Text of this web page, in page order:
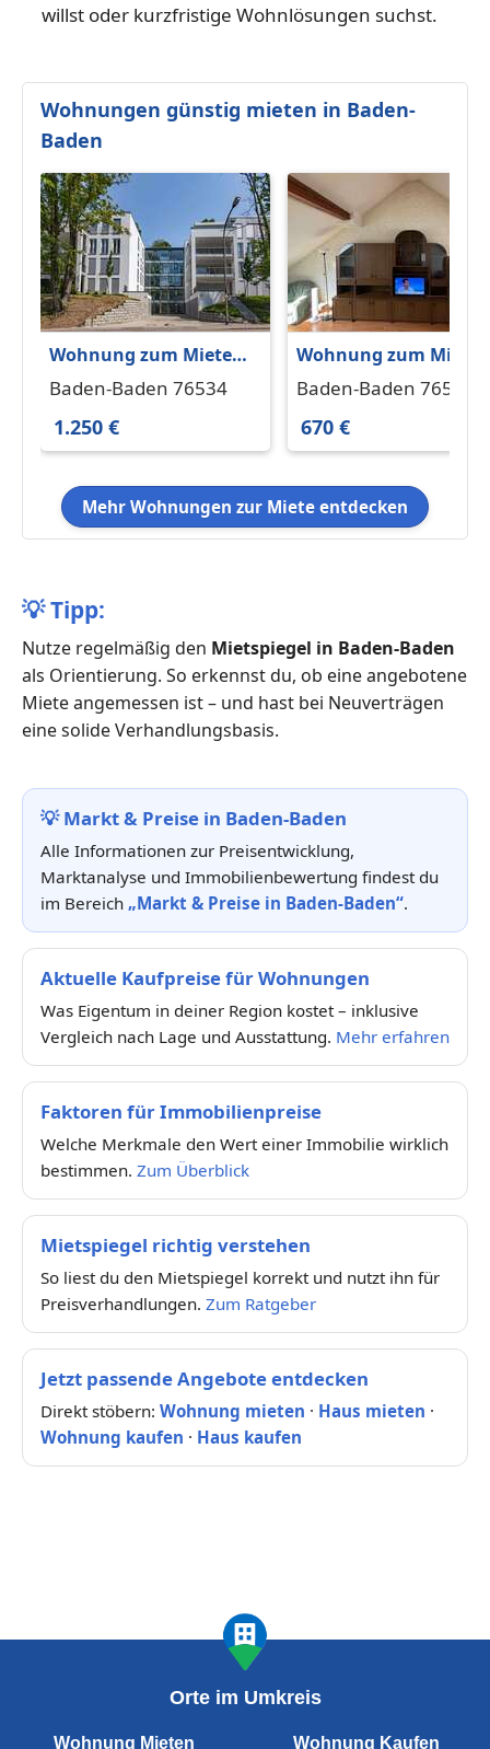
willst oder kurzfristige Wohnlösungen suchst.
Wohnungen günstig mieten in Baden-
Baden
Wohnung zum Mieten
in Baden-Baden 1.250 €
Baden-Baden 76534
1.250 €
Wohnung zum Mieten
in Baden-Baden 670 €
Baden-Baden 76532
670 €
Mehr Wohnungen zur Miete entdecken
💡Tipp:
Nutze regelmäßig den Mietspiegel in Baden-Baden
als Orientierung. So erkennst du, ob eine angebotene
Miete angemessen ist – und hast bei Neuverträgen
eine solide Verhandlungsbasis.
💡Markt & Preise in Baden-Baden
Alle Informationen zur Preisentwicklung,
Marktanalyse und Immobilienbewertung findest du
im Bereich „Markt & Preise in Baden-Baden“.
Aktuelle Kaufpreise für Wohnungen
Was Eigentum in deiner Region kostet – inklusive
Vergleich nach Lage und Ausstattung. Mehr erfahren
Faktoren für Immobilienpreise
Welche Merkmale den Wert einer Immobilie wirklich
bestimmen. Zum Überblick
Mietspiegel richtig verstehen
So liest du den Mietspiegel korrekt und nutzt ihn für
Preisverhandlungen. Zum Ratgeber
Jetzt passende Angebote entdecken
Direkt stöbern: Wohnung mieten · Haus mieten ·
Wohnung kaufen · Haus kaufen
Orte im Umkreis
Wohnung Mieten Wohnung Kaufen